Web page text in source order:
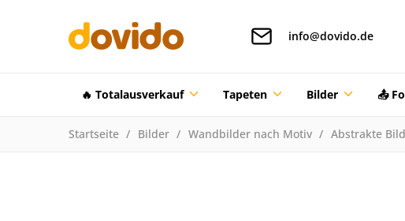
info@dovido.de
🔥 Totalausverkauf Tapeten Bilder 📤
Startseite Bilder Wandbilder nach Motiv Abstrakte